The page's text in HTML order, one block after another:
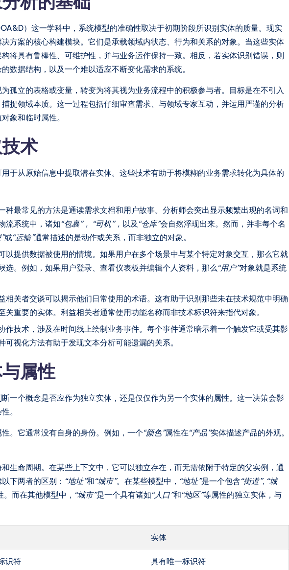
）这一学科中，系统模型的准确性取决于初期阶段所识别实体的质量。现实
方案的核心构建模块。它们是承载领域内状态、行为和关系的对象。当这些实体
将具有鲁棒性、可维护性，并与业务运作保持一致。相反，若实体识别错误，则
数据结构，以及一个难以适应不断变化需求的系统。
孤立的表格或变量，转变为将其视为业务流程中的积极参与者。目标是在不引入
捉领域本质。这一过程包括仔细审查需求、与领域专家互动，并运用严谨的分析
象和临时属性。
术
于从原始信息中提取潜在实体。这些技术有助于将模糊的业务需求转化为具体的
种最常见的方法是通读需求文档和用户故事。分析师会突出显示频繁出现的名词和
流系统中，诸如“包裹”， “司机”， 以及 “仓库”会自然浮现出来。然而，并非每个名
或“运输”通常描述的是动作或关系，而非独立的对象。
以提供数据被使用的情境。如果用户在多个场景中与某个特定对象交互，那么它就
选。例如，如果用户登录、查看仪表板并编辑个人资料，那么“用户”对象就是系统
相关者交谈可以揭示他们日常使用的术语。这有助于识别那些未在技术规范中明确
关重要的实体。利益相关者通常使用功能名称而非技术标识符来指代对象。
作技术，涉及在时间线上绘制业务事件。每个事件通常暗示着一个触发它或受其影
可视化方法有助于发现文本分析可能遗漏的关系。
属性
一个概念是否应作为独立实体，还是仅仅作为另一个实体的属性。这一决策会影
。
。它通常没有自身的身份。例如，一个“颜色”属性在“产品”实体描述产品的外观。
生命周期。在某些上下文中，它可以独立存在，而无需依附于特定的父实例，通
下两者的区别： “地址”和“城市”。在某些模型中， “地址”是一个包含“街道”, “城
。而在其他模型中， “城市”是一个具有诸如“人口”和“地区”等属性的独立实体，与
实体
识符 具有唯一标识符